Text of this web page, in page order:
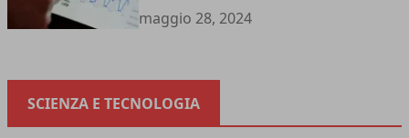
maggio 28, 2024
SCIENZA E TECNOLOGIA